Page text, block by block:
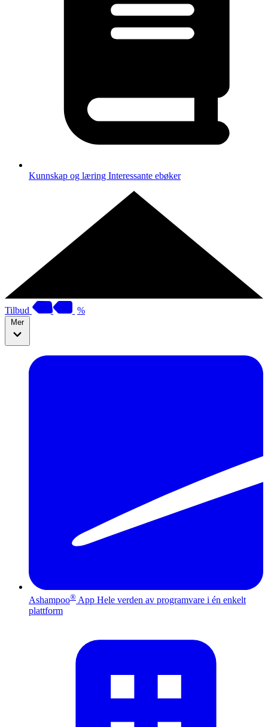
Kunnskap og læring Interessante ebøker
Tilbud %
Mer
Ashampoo® App Hele verden av programvare i én enkelt
plattform